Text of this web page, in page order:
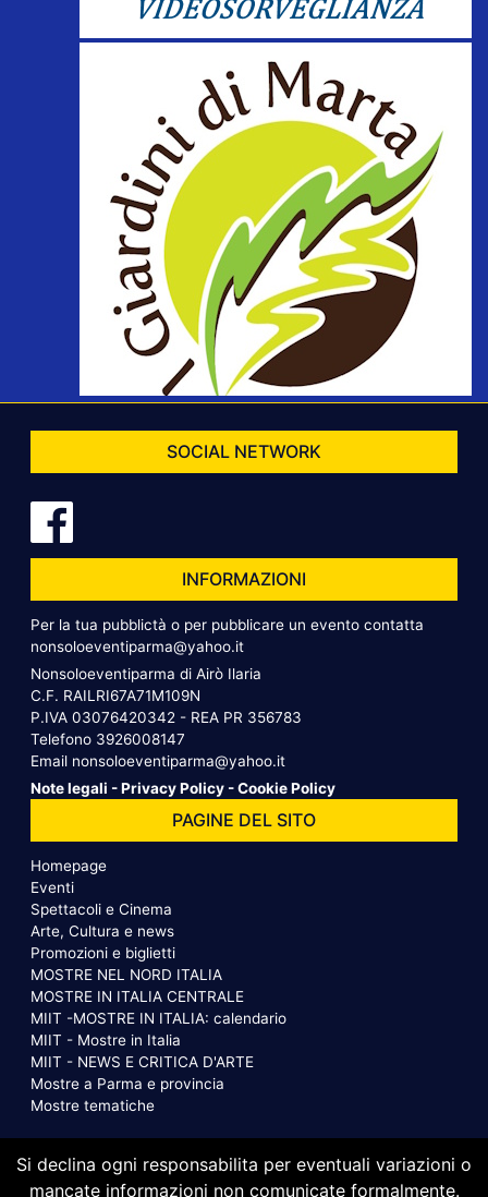
SOCIAL NETWORK
INFORMAZIONI
Per la tua pubblictà o per pubblicare un evento contatta
nonsoloeventiparma@yahoo.it
Nonsoloeventiparma di Airò Ilaria
C.F. RAILRI67A71M109N
P.IVA 03076420342 - REA PR 356783
Telefono 3926008147
Email nonsoloeventiparma@yahoo.it
Note legali -Privacy Policy -Cookie Policy
PAGINE DEL SITO
Homepage
Eventi
Spettacoli e Cinema
Arte, Cultura e news
Promozioni e biglietti
MOSTRE NEL NORD ITALIA
MOSTRE IN ITALIA CENTRALE
MIIT -MOSTRE IN ITALIA: calendario
MIIT - Mostre in Italia
MIIT - NEWS E CRITICA D'ARTE
Mostre a Parma e provincia
Mostre tematiche
Si declina ogni responsabilita per eventuali variazioni o
mancate informazioni non comunicate formalmente.